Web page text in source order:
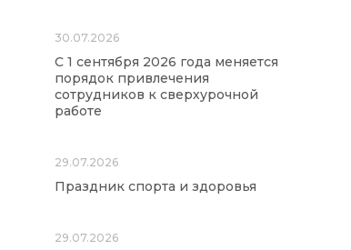
30.07.2026
С 1 сентября 2026 года меняется
порядок привлечения
сотрудников к сверхурочной
работе
29.07.2026
Праздник спорта и здоровья
29.07.2026